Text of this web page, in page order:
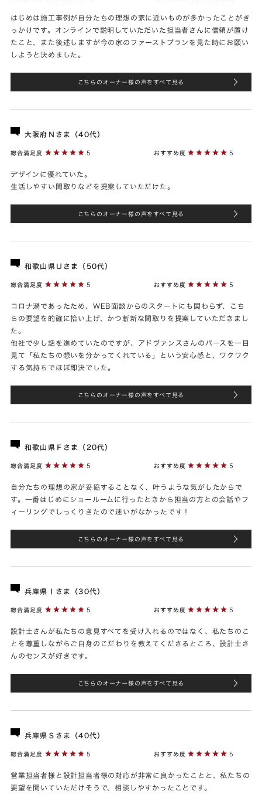
はじめは施工事例が自分たちの理想の家に近いものが多かったことがき
っかけです。オンラインで説明していただいた担当者さんに信頼が置け
たこと、また後述しますが今の家のファーストプランを見た時にお願い
しようと決めました。
こちらのオーナー様の声をすべて見る
大阪府Ｎさま（40代）
総合満足度 5 おすすめ度 5
デザインに優れていた。
生活しやすい間取りなどを提案していただけた。
こちらのオーナー様の声をすべて見る
和歌山県Ｕさま（50代）
総合満足度 5 おすすめ度 5
コロナ渦であったため、WEB面談からのスタートにも関わらず、こち
らの要望を的確に拾い上げ、かつ斬新な間取りを提案していただきまし
た。
他社で少し話を進めていたのですが、アドヴァンスさんのパースを一目
見て「私たちの想いを分かってくれている」という安心感と、ワクワク
する気持ちでほぼ即決でした。
こちらのオーナー様の声をすべて見る
和歌山県Ｆさま（20代）
総合満足度 5 おすすめ度 5
自分たちの理想の家が妥協することなく、叶うような気がしたからで
す。一番はじめにショールームに行ったときから担当の方との会話やフ
ィーリングでしっくりきたので迷いがなかったです！
こちらのオーナー様の声をすべて見る
兵庫県Ｉさま（30代）
総合満足度 5 おすすめ度 5
設計士さんが私たちの意見すべてを受け入れるのではなく、私たちのこ
とを尊重しながらご自身のこだわりを教えてくださるところ、設計士さ
んのセンスが好きです。
こちらのオーナー様の声をすべて見る
兵庫県Ｓさま（40代）
総合満足度 5 おすすめ度 5
営業担当者様と設計担当者様の対応が非常に良かったことと、私たちの
要望を聞いていただけそうで、相談しやすかったことです。